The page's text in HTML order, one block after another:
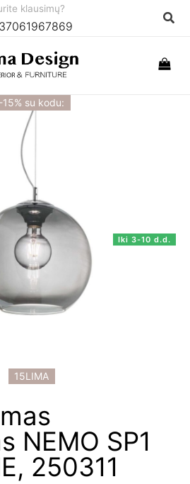
klausimų?
15LIMA
-15% su kodu:
Iki 3-10 d.d.
NEMO SP1
250311